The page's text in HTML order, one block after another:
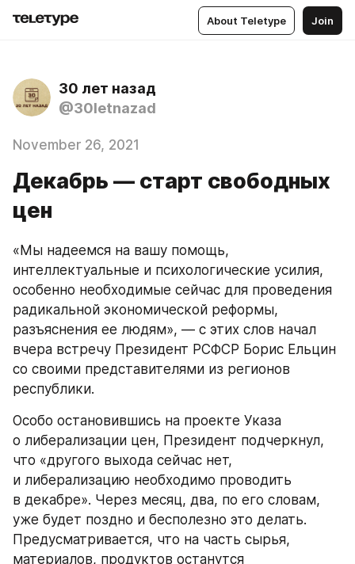
About Teletype Join
30 лет назад
@30letnazad
November 26, 2021
Декабрь — старт свободных
цен
«Мы надеемся на вашу помощь,
интеллектуальные и психологические усилия,
особенно необходимые сейчас для проведения
радикальной экономической реформы,
разъяснения ее людям», — с этих слов начал
вчера встречу Президент РСФСР Борис Ельцин
со своими представителями из регионов
республики.
Особо остановившись на проекте Указа
о либерализации цен, Президент подчеркнул,
что «другого выхода сейчас нет,
и либерализацию необходимо проводить
в декабре». Через месяц, два, по его словам,
уже будет поздно и бесполезно это делать.
Предусматривается, что на часть сырья,
материалов, продуктов останутся